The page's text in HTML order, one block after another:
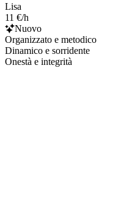
Lisa
11 €/h
Nuovo
Organizzato e metodico
Dinamico e sorridente
Onestà e integrità